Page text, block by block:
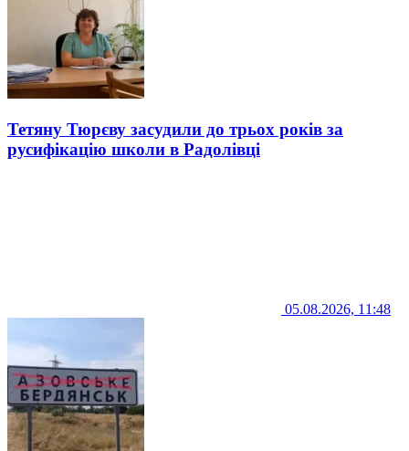
Тетяну Тюрєву засудили до трьох років за
русифікацію школи в Радолівці
05.08.2026, 11:48